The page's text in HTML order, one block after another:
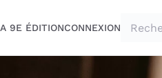
9E ÉDITIONCONNEXION